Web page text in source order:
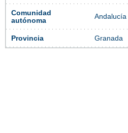
Comunidad
autónoma
Andalucía
Provincia Granada